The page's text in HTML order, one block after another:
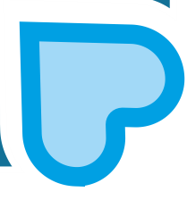
Пензенский и